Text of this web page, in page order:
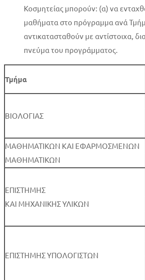
Κοσμητείας μπορούν: (α) να
μαθήματα στο πρόγραμμα ανά
αντικατασταθούν με αντίστοιχα,
πνεύμα του προγράμματος.
Τμήμα
ΒΙΟΛΟΓΙΑΣ
ΜΑΘΗΜΑΤΙΚΩΝ ΚΑΙ ΕΦΑΡΜΟΣΜΕΝΩΝ
ΜΑΘΗΜΑΤΙΚΩΝ
ΕΠΙΣΤΗΜΗΣ
ΚΑΙ ΜΗΧΑΝΙΚΗΣ ΥΛΙΚΩΝ
ΕΠΙΣΤΗΜΗΣ ΥΠΟΛΟΓΙΣΤΩΝ